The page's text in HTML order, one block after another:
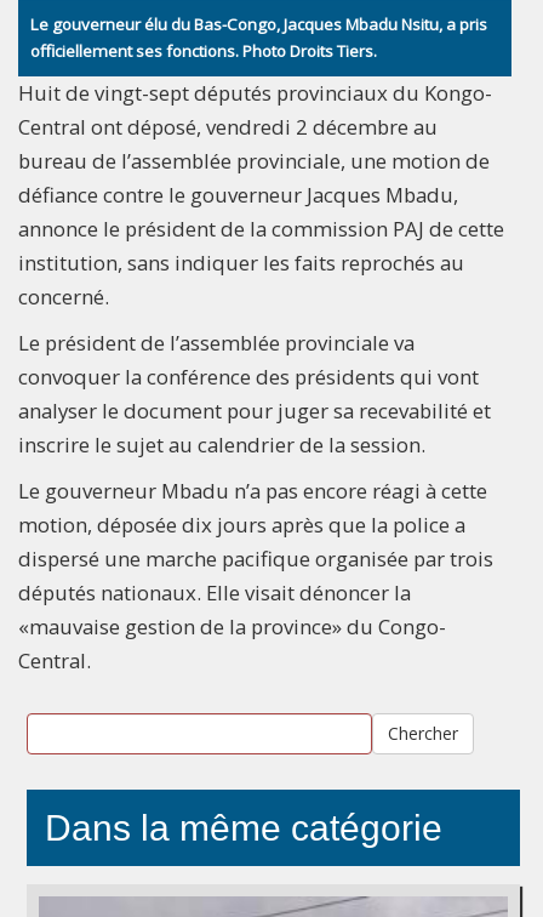
Le gouverneur élu du Bas-Congo, Jacques Mbadu Nsitu, a pris
officiellement ses fonctions. Photo Droits Tiers.
Huit de vingt-sept députés provinciaux du Kongo-
Central ont déposé, vendredi 2 décembre au
bureau de l’assemblée provinciale, une motion de
défiance contre le gouverneur Jacques Mbadu,
annonce le président de la commission PAJ de cette
institution, sans indiquer les faits reprochés au
concerné.
Le président de l’assemblée provinciale va
convoquer la conférence des présidents qui vont
analyser le document pour juger sa recevabilité et
inscrire le sujet au calendrier de la session.
Le gouverneur Mbadu n’a pas encore réagi à cette
motion, déposée dix jours après que la police a
dispersé une marche pacifique organisée par trois
députés nationaux. Elle visait dénoncer la
«mauvaise gestion de la province» du Congo-
Central.
Chercher
Dans la même catégorie